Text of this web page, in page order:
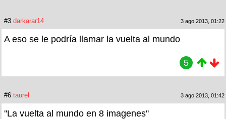
#3 darkarar14 3 ago 2013, 01:22
A eso se le podría llamar la vuelta al mundo
5
#6 taurel 3 ago 2013, 01:42
''La vuelta al mundo en 8 imagenes''